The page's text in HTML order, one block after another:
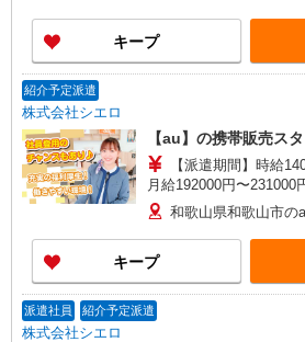
万円支給(規定有) お友達を紹介頂くと, インセンテ
ィブ支給(規定有) ★月2回払い・週払い可能（規程
有）★ ゜・。○。・゜+
キープ
紹介予定派遣
株式会社シエロ
【au】の携帯販売ス
【派遣期間】時給
月給192000円〜231000
・交通費支給 ・年間休
ヶ月（期間中の労働条
・退職金制度 ・ベネフ
日ギフト制度 ・自社健康保険
○。・゜+゜・。○。・
給(規定有) お友達を紹介頂くと, インセンティブ支
給(規定有) ★月2回払い・週払い可能（規程有）★
和歌山県和歌山市の
キープ
派遣社員 紹介予定派遣
株式会社シエロ